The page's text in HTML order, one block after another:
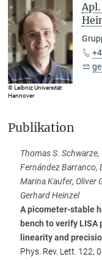
© Leibniz Universität
Hannover
Publikation
Thomas S. Schwarze,
Fernández Barranco,
Marina Kaufer, Oliver
Gerhard Heinzel
A picometer-stable
bench to verify LISA
linearity and
Phys. Rev. Lett. 122,